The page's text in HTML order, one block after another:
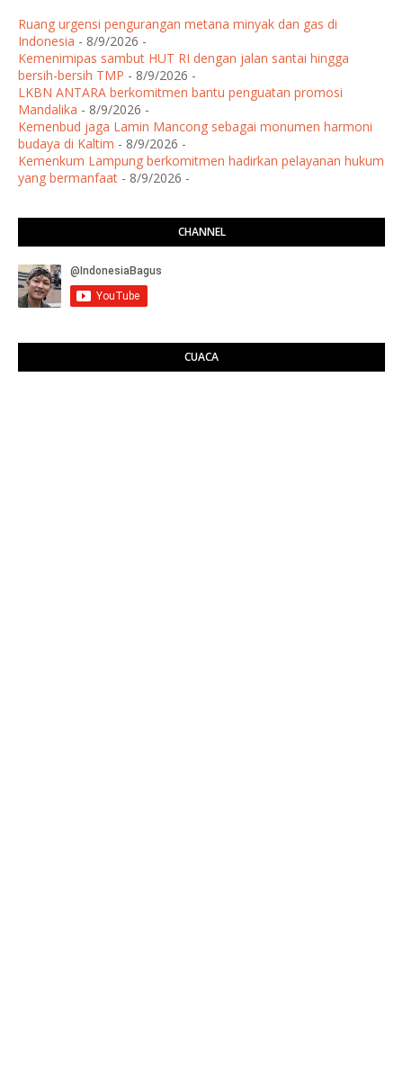
Ruang urgensi pengurangan metana minyak dan gas di
Indonesia - 8/9/2026 -
Kemenimipas sambut HUT RI dengan jalan santai hingga
bersih-bersih TMP - 8/9/2026 -
LKBN ANTARA berkomitmen bantu penguatan promosi
Mandalika - 8/9/2026 -
Kemenbud jaga Lamin Mancong sebagai monumen harmoni
budaya di Kaltim - 8/9/2026 -
Kemenkum Lampung berkomitmen hadirkan pelayanan hukum
yang bermanfaat - 8/9/2026 -
CHANNEL
CUACA